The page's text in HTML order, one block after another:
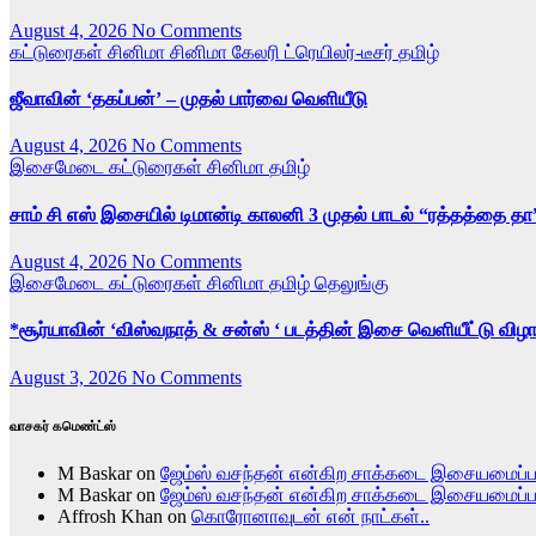
August 4, 2026 No Comments
கட்டுரைகள் சினிமா சினிமா கேலரி ட்ரெயிலர்-டீசர் தமிழ்
ஜீவாவின் ‘தகப்பன்’ – முதல் பார்வை வெளியீடு
August 4, 2026 No Comments
இசைமேடை கட்டுரைகள் சினிமா தமிழ்
சாம் சி எஸ் இசையில் டிமான்டி காலனி 3 முதல் பாடல் “ரத்தத்தை
August 4, 2026 No Comments
இசைமேடை கட்டுரைகள் சினிமா தமிழ் தெலுங்கு
*சூர்யாவின் ‘விஸ்வநாத் & சன்ஸ் ‘ படத்தின் இசை வெளியீட்டு
August 3, 2026 No Comments
வாசகர் கமெண்ட்ஸ்
M Baskaron ஜேம்ஸ் வசந்தன் என்கிற சாக்கடை
M Baskaron ஜேம்ஸ் வசந்தன் என்கிற சாக்கடை
Affrosh Khan on கொரோனாவுடன் என் நாட்கள்..